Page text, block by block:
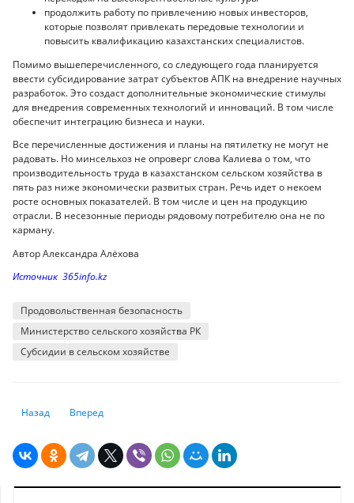
продолжить работу по привлечению новых инвесторов,
которые позволят привлекать передовые технологии и
повысить квалификацию казахстанских специалистов.
Помимо вышеперечисленного, со следующего года планируется
ввести субсидирование затрат субъектов АПК на внедрение научных
разработок. Это создаст дополнительные экономические стимулы
для внедрения современных технологий и инноваций. В том числе
обеспечит интеграцию бизнеса и науки.
Все перечисленные достижения и планы на пятилетку не могут не
радовать. Но минсельхоз не опроверг слова Калиева о том, что
производительность труда в казахстанском сельском хозяйства в
пять раз ниже экономически развитых стран. Речь идет о некоем
росте основных показателей. В том числе и цен на продукцию
отрасли. В несезонные периоды рядовому потребителю она не по
карману.
Автор Александра Алёхова
Источник 365info.kz
Продовольственная безопасность
Министерство сельского хозяйства РК
Субсидии в сельском хозяйстве
Предыдущий: Освоить новые навыки готовы 77% сотрудников
Назад Следующий: В Пекине рассказали, какой должна быть
Вперед